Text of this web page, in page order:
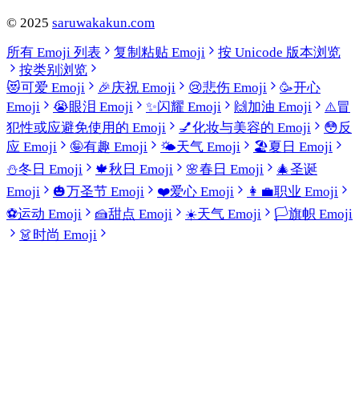
© 2025 saruwakakun.com
所有 Emoji 列表
复制粘贴 Emoji
按 Unicode 版本浏览
按类别浏览
😻可爱 Emoji 🎉庆祝 Emoji 😢悲伤 Emoji 🥳开心
Emoji
😭眼泪 Emoji ✨闪耀 Emoji 🙌 加油 Emoji ⚠️冒
犯性或应避免使用的 Emoji
💅化妆与美容的 Emoji 😳反
应 Emoji
🤪有趣 Emoji 🌤️天气 Emoji 🏖️夏日 Emoji
⛄冬日 Emoji 🍁秋日 Emoji 🌸春日 Emoji 🎄圣诞
Emoji
🎃万圣节 Emoji ❤️爱心 Emoji 👩‍💼职业 Emoji
⚽运动 Emoji 🍰甜点 Emoji ☀️天气 Emoji 🏳️旗帜 Emoji
👗时尚 Emoji